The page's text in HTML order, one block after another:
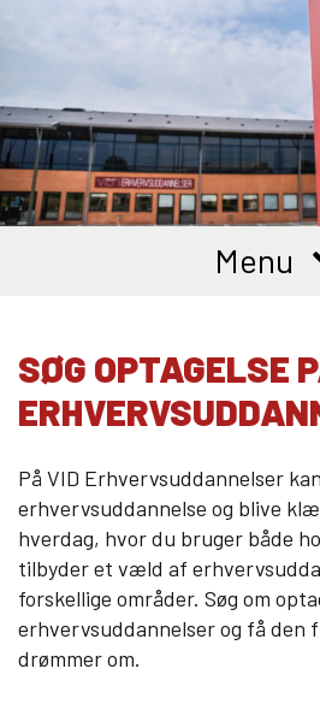
VID ERHVERVSUDDANNELSER
Erhvervsuddannelser (EUD, EUX)
Brobygning/introforløb
10. KLASSE
Game College
Brazil Football College
Elevuddannelser
Elevonline
AMU kurser
Akademiuddannelser
VUC OG EFTERUDDANNELSE
Menu
SØG OPTAGELSE
På VID Erhvervsuddannelser
erhvervsuddannelse og blive
hverdag, hvor du bruger både
tilbyder et væld af
forskellige områder. Søg om
erhvervsuddannelser og få den
drømmer om.